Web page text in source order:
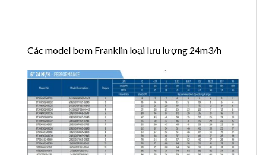
Các model bơm Franklin loại lưu lượng 24m3/h